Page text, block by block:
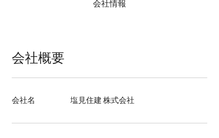
私たちの家づくり
塩見の自社大工
会社情報
会社概要
会社名 塩見住建 株式会社